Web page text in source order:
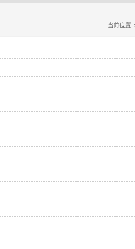
当前位置：